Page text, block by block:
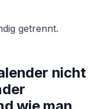
getrennt.
nicht